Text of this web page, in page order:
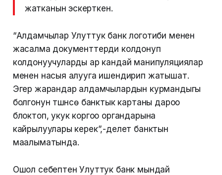
жатканын эскерткен.
“Алдамчылар Улуттук банк логотиби менен
жасалма документтерди колдонуп
колдонуучуларды ар кандай манипуляциялар
менен насыя алууга ишендирип жатышат.
Эгер жарандар алдамчылардын курмандыгы
болгонун түшүнсө банктык картаны дароо
блоктоп, укук коргоо органдарына
кайрылуулары керек”,-делет банктын
маалыматында.
Ошол себептен Улуттук банк мындай